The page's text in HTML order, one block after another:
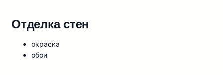
Отделка стен
окраска
обои